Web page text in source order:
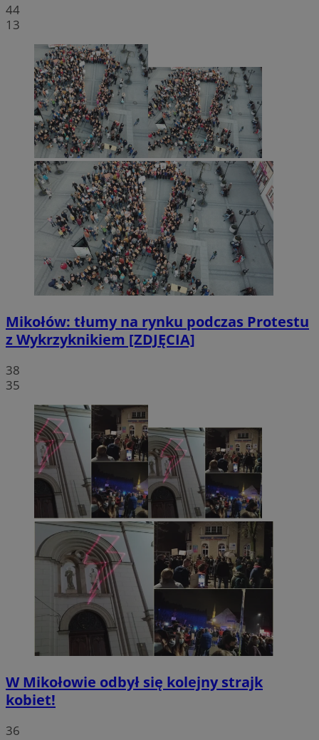
44
13
Mikołów: tłumy na rynku podczas Protestu
z Wykrzyknikiem [ZDJĘCIA]
38
35
W Mikołowie odbył się kolejny strajk
kobiet!
36